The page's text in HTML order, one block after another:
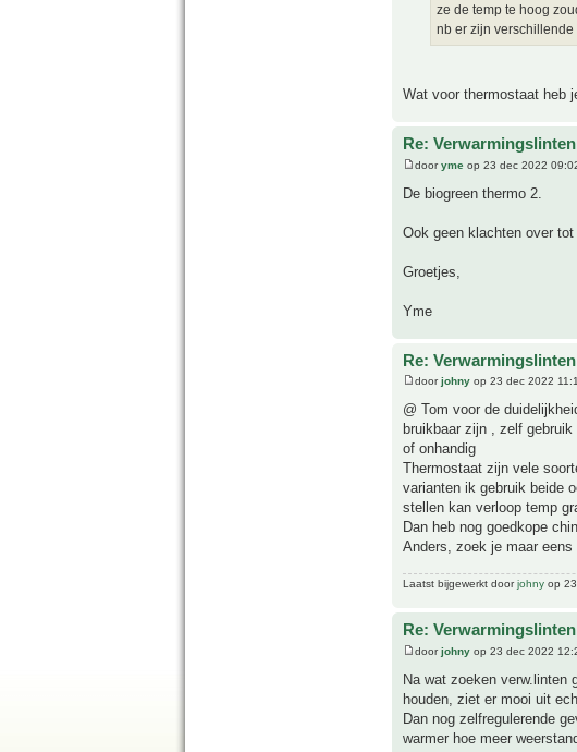
ze de temp te hoog
nb er zijn
Wat voor thermostaat heb
Re: Verwarmingslinten
dooryme op 23 dec 2022
De biogreen thermo 2.
Ook geen klachten over tot
Groetjes,
Yme
Re: Verwarmingslinten
doorjohny op 23 dec 2022
@ Tom voor de
bruikbaar zijn , zelf
of onhandig
Thermostaat zijn vele
varianten ik gebruik beide
stellen kan verloop temp
Dan heb nog goedkope
Anders, zoek je maar
Laatst bijgewerkt doorjohny op
Re: Verwarmingslinten
doorjohny op 23 dec 2022
Na wat zoeken verw.linten
houden, ziet er mooi uit
Dan nog zelfregulerende
warmer hoe meer